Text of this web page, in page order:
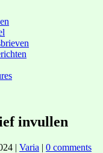
invullen
| Varia | 0 comments